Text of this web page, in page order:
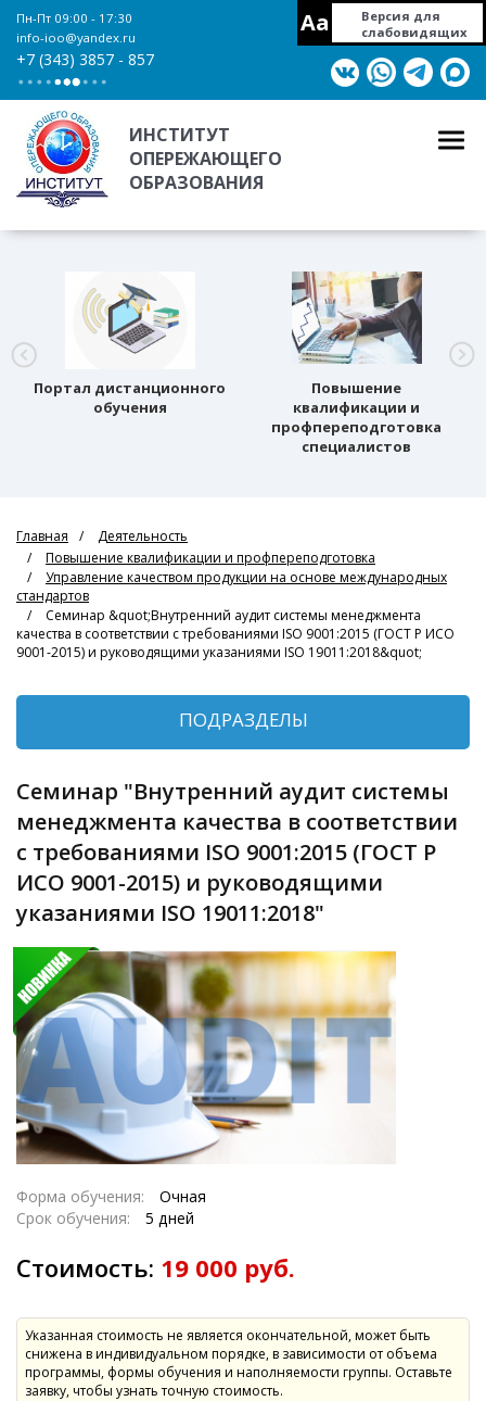
Пн-Пт 09:00 - 17:30
info-ioo@yandex.ru
+7 (343) 3857 - 857
Aa
Версия для
слабовидящих
ИНСТИТУТ
ОПЕРЕЖАЮЩЕГО
ОБРАЗОВАНИЯ
Портал дистанционного
обучения
Повышение
квалификации и
профпереподготовка
специалистов
Главная
Деятельность
Повышение квалификации и профпереподготовка
Управление качеством продукции на основе международных
стандартов
Семинар &quot;Внутренний аудит системы менеджмента
качества в соответствии с требованиями ISO 9001:2015 (ГОСТ Р ИСО
9001-2015) и руководящими указаниями ISO 19011:2018&quot;
ПОДРАЗДЕЛЫ
Семинар "Внутренний аудит системы
менеджмента качества в соответствии
с требованиями ISO 9001:2015 (ГОСТ Р
ИСО 9001-2015) и руководящими
указаниями ISO 19011:2018"
Форма обучения:
Очная
Срок обучения:
5 дней
Стоимость: 19 000 руб.
Указанная стоимость не является окончательной, может быть
снижена в индивидуальном порядке, в зависимости от объема
программы, формы обучения и наполняемости группы. Оставьте
заявку, чтобы узнать точную стоимость.